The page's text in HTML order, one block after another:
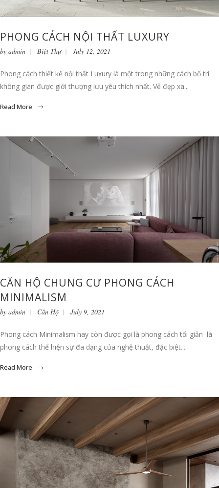
PHONG CÁCH NỘI THẤT LUXURY
by admin Biệt Thự July 12, 2021
Phong cách thiết kế nội thất Luxury là một trong những cách bố trí
không gian được giới thượng lưu yêu thích nhất. Vẻ đẹp xa...
Read More
CĂN HỘ CHUNG CƯ PHONG CÁCH
MINIMALISM
by admin Căn Hộ July 9, 2021
Phong cách Minimalism hay còn được gọi là phong cách tối giản là
phong cách thể hiện sự đa dạng của nghệ thuật, đặc biệt...
Read More